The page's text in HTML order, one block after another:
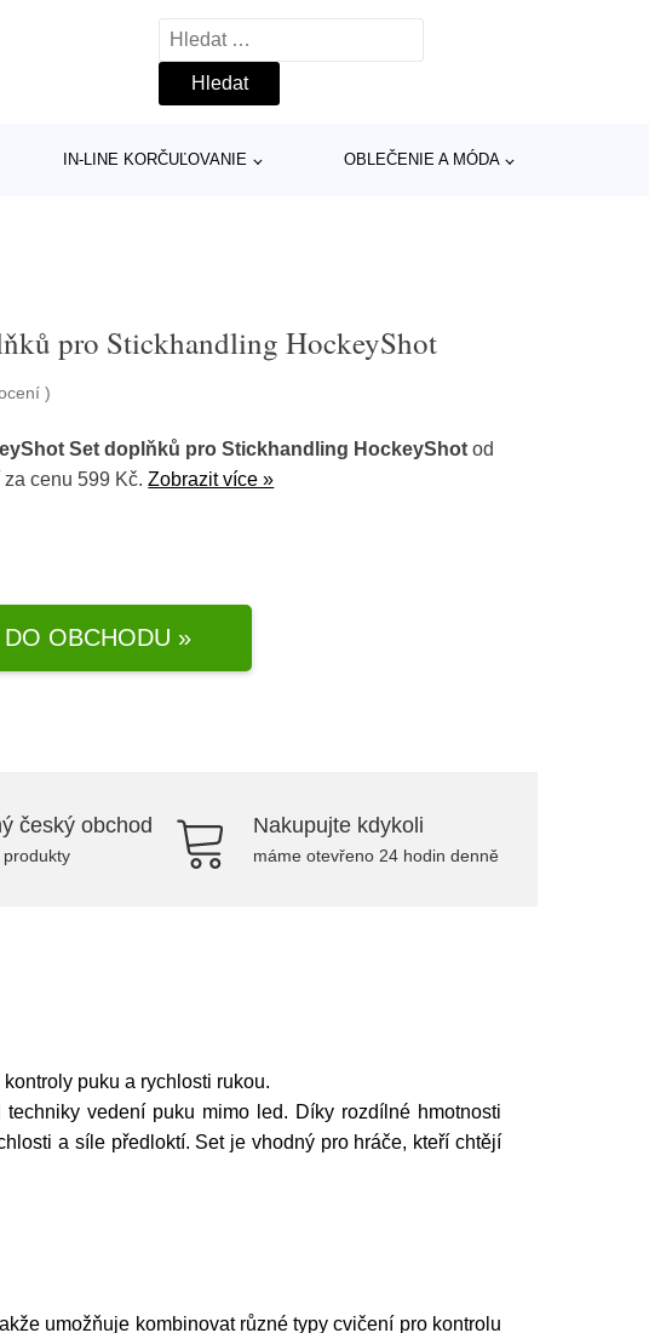
Vyhledávání
IN-LINE KORČUĽOVANIE OBLEČENIE A MÓDA
pro Stickhandling HockeyShot
)
Set doplňků pro Stickhandling HockeyShot od
za cenu 599 Kč.Zobrazit více »
DO OBCHODU »
český obchod Nakupujte kdykoli
máme otevřeno 24 hodin denně
puku a rychlosti rukou.
vedení puku mimo led. Díky rozdílné hmotnosti
a síle předloktí. Set je vhodný pro hráče, kteří chtějí
umožňuje kombinovat různé typy cvičení pro kontrolu